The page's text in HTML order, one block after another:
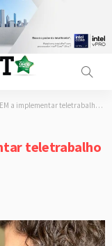
teletrabalho e plataforma de formação
teletrabalho